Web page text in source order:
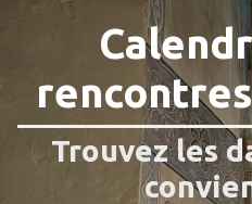
Trouvez les